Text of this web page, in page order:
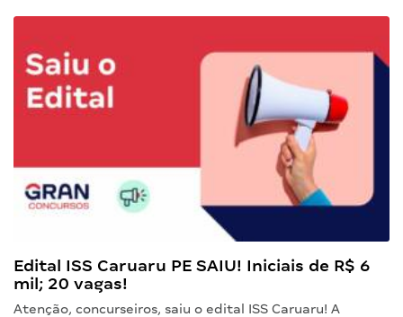
Edital ISS Caruaru PE SAIU! Iniciais de R$ 6
mil; 20 vagas!
Atenção, concurseiros, saiu o edital ISS Caruaru! A